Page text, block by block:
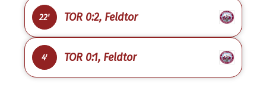
22' TOR 0:2, Feldtor
4' TOR 0:1, Feldtor